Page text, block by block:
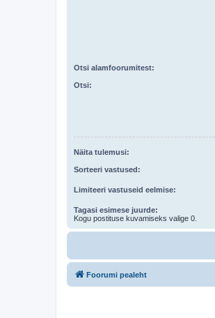
Otsi alamfoorumitest:
Otsi:
Näita tulemusi:
Sorteeri vastused:
Limiteeri vastuseid eelmise:
Tagasi esimese juurde:
Kogu postituse kuvamiseks valige 0.
Foorumi pealeht